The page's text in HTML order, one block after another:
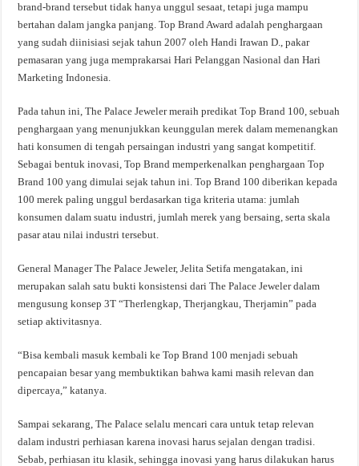
brand-brand tersebut tidak hanya unggul sesaat, tetapi juga mampu
bertahan dalam jangka panjang. Top Brand Award adalah penghargaan
yang sudah diinisiasi sejak tahun 2007 oleh Handi Irawan D., pakar
pemasaran yang juga memprakarsai Hari Pelanggan Nasional dan Hari
Marketing Indonesia.
Pada tahun ini, The Palace Jeweler meraih predikat Top Brand 100, sebuah
penghargaan yang menunjukkan keunggulan merek dalam memenangkan
hati konsumen di tengah persaingan industri yang sangat kompetitif.
Sebagai bentuk inovasi, Top Brand memperkenalkan penghargaan Top
Brand 100 yang dimulai sejak tahun ini. Top Brand 100 diberikan kepada
100 merek paling unggul berdasarkan tiga kriteria utama: jumlah
konsumen dalam suatu industri, jumlah merek yang bersaing, serta skala
pasar atau nilai industri tersebut.
General Manager The Palace Jeweler, Jelita Setifa mengatakan, ini
merupakan salah satu bukti konsistensi dari The Palace Jeweler dalam
mengusung konsep 3T “Therlengkap, Therjangkau, Therjamin” pada
setiap aktivitasnya.
“Bisa kembali masuk kembali ke Top Brand 100 menjadi sebuah
pencapaian besar yang membuktikan bahwa kami masih relevan dan
dipercaya,” katanya.
Sampai sekarang, The Palace selalu mencari cara untuk tetap relevan
dalam industri perhiasan karena inovasi harus sejalan dengan tradisi.
Sebab, perhiasan itu klasik, sehingga inovasi yang harus dilakukan harus